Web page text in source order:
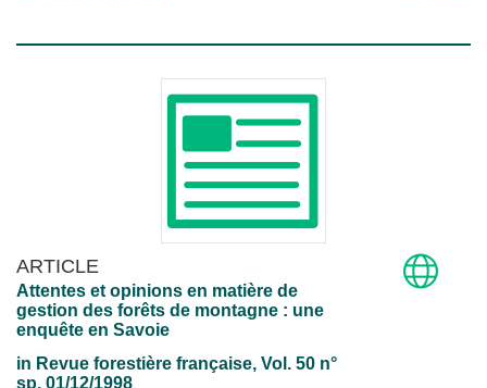
ARTICLE
Attentes et opinions en matière de
gestion des forêts de montagne : une
enquête en Savoie
in Revue forestière française, Vol. 50 n°
sp, 01/12/1998